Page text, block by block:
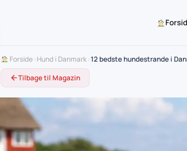
Forside›Hund i Danmark›12 bedste hundestrande i
Tilbage til Magazin